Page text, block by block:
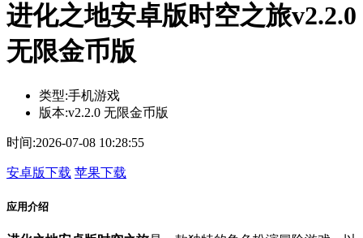
进化之地安卓版时空之旅v2.2.0
无限金币版
类型:手机游戏
版本:v2.2.0 无限金币版
时间:2026-07-08 10:28:55
安卓版下载 苹果下载
应用介绍